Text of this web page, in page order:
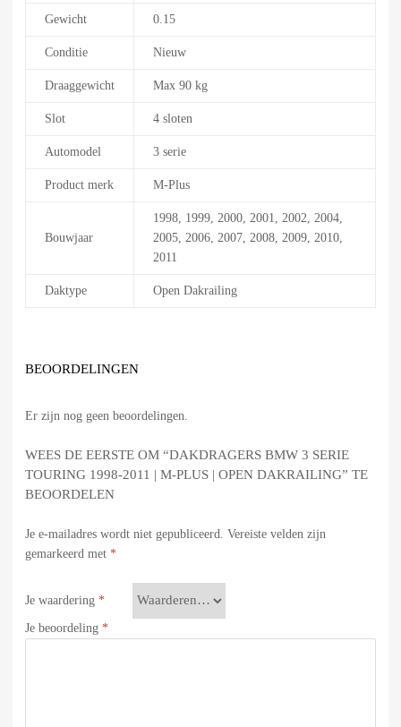
Gewicht 0.15
Conditie Nieuw
Draaggewicht Max 90 kg
Slot 4 sloten
Automodel 3 serie
Product merk M-Plus
Bouwjaar
1998, 1999, 2000, 2001, 2002, 2004,
2005, 2006, 2007, 2008, 2009, 2010,
2011
Daktype Open Dakrailing
BEOORDELINGEN
Er zijn nog geen beoordelingen.
WEES DE EERSTE OM “DAKDRAGERS BMW 3 SERIE
TOURING 1998-2011 | M-PLUS | OPEN DAKRAILING” TE
BEOORDELEN
Je e-mailadres wordt niet gepubliceerd. Vereiste velden zijn
gemarkeerd met *
Je waardering *
Je beoordeling *